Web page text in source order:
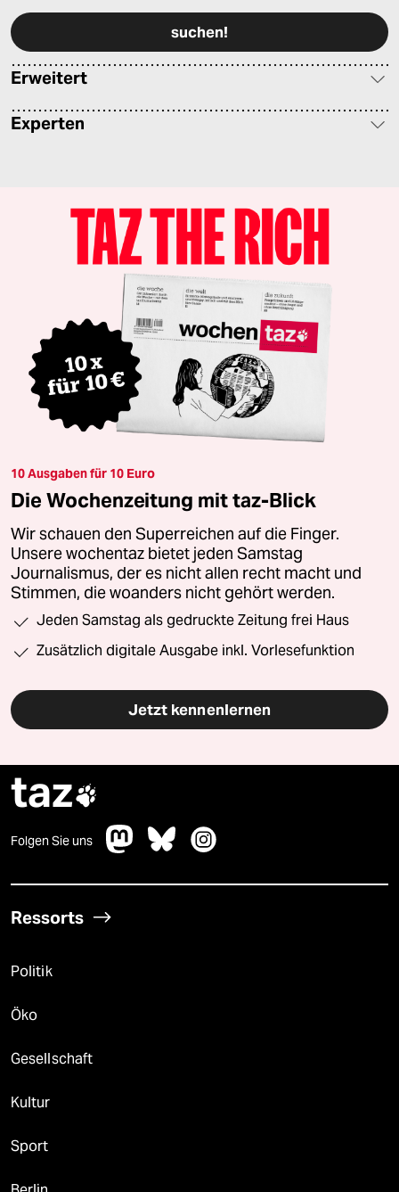
Erweitert
Experten
10 Ausgaben für 10 Euro
Die Wochenzeitung mit taz-Blick
Wir schauen den Superreichen auf die Finger.
Unsere wochentaz bietet jeden Samstag
Journalismus, der es nicht allen recht macht und
Stimmen, die woanders nicht gehört werden.
Jeden Samstag als gedruckte Zeitung frei Haus
Zusätzlich digitale Ausgabe inkl. Vorlesefunktion
Jetzt kennenlernen
taz
Folgen Sie uns
Ressorts
Politik
Öko
Gesellschaft
Kultur
Sport